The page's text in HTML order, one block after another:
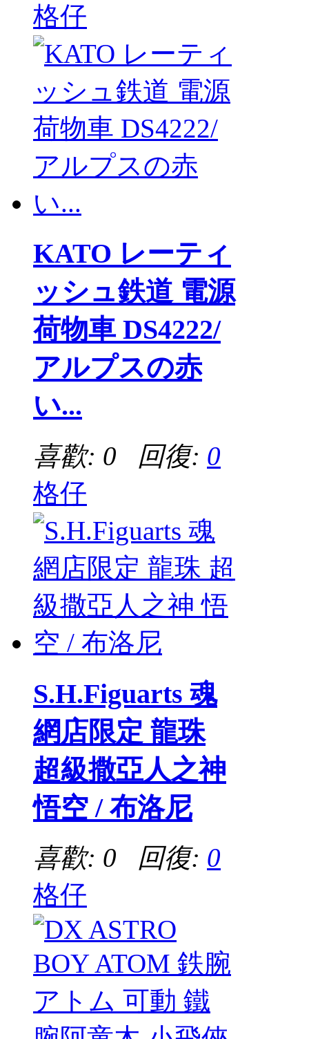
格仔
KATO レーティ
ッシュ鉄道 電源
荷物車 DS4222/
アルプスの赤
い...
喜歡: 0 回復: 0
格仔
S.H.Figuarts 魂
網店限定 龍珠
超級撒亞人之神
悟空 / 布洛尼
喜歡: 0 回復: 0
格仔